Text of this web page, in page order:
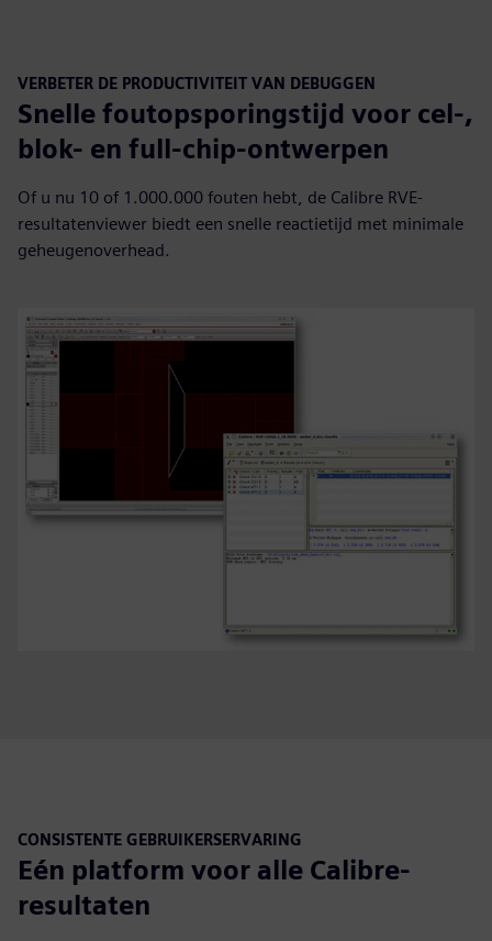
VERBETER DE PRODUCTIVITEIT VAN DEBUGGEN
Snelle foutopsporingstijd voor cel-,
blok- en full-chip-ontwerpen
Of u nu 10 of 1.000.000 fouten hebt, de Calibre RVE-
resultatenviewer biedt een snelle reactietijd met minimale
geheugenoverhead.
CONSISTENTE GEBRUIKERSERVARING
Eén platform voor alle Calibre-
resultaten